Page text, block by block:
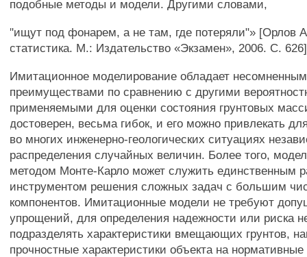
подобные методы и модели. Другими словами,
"ищут под фонарем, а не там, где потеряли"» [Орлов
статистика. М.: Издательство «Экзамен», 2006. С.
Имитационное моделирование обладает
преимуществами по сравнению с другими
применяемыми для оценки состояния грунтовых
достоверен, весьма гибок, и его можно привлекать
во многих инженерно-геологических ситуациях
распределения случайных величин. Более того,
методом Монте-Карло может служить единственным
инструментом решения сложных задач с большим
компонентов. Имитационные модели не требуют
упрощений, для определения надежности или риска
подразделять характеристики вмещающих грунтов,
прочностные характеристики объекта на